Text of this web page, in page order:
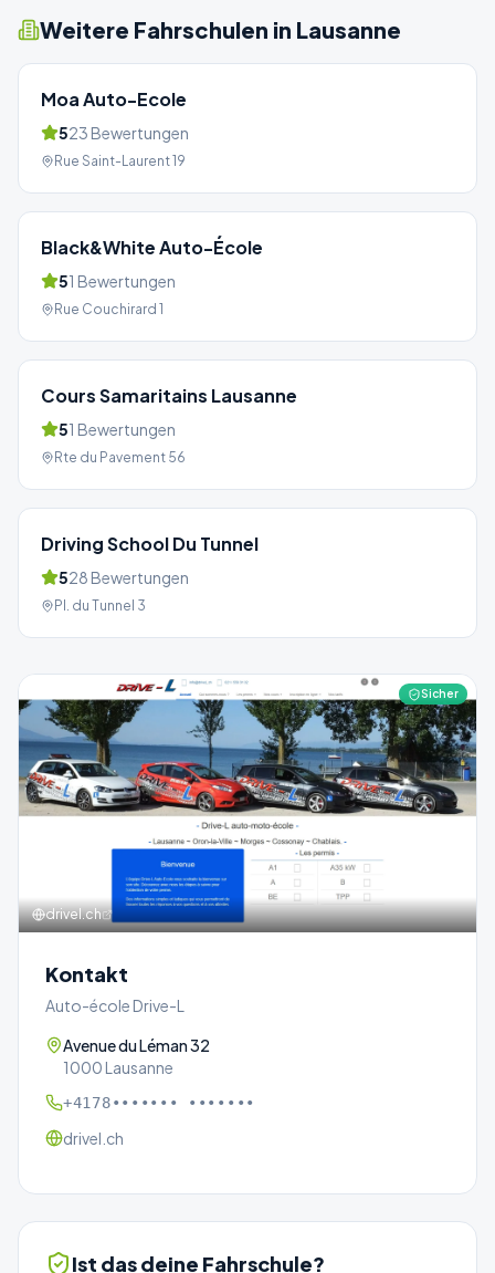
Weitere Fahrschulen in Lausanne
Moa Auto-Ecole
523 Bewertungen
Rue Saint-Laurent 19
Black&White Auto-École
51 Bewertungen
Rue Couchirard 1
Cours Samaritains Lausanne
51 Bewertungen
Rte du Pavement 56
Driving School Du Tunnel
528 Bewertungen
Pl. du Tunnel 3
Sicher
drivel.ch
Kontakt
Auto-école Drive-L
Avenue du Léman 32
1000 Lausanne
+4178••••••• •••••••
drivel.ch
Ist das deine Fahrschule?